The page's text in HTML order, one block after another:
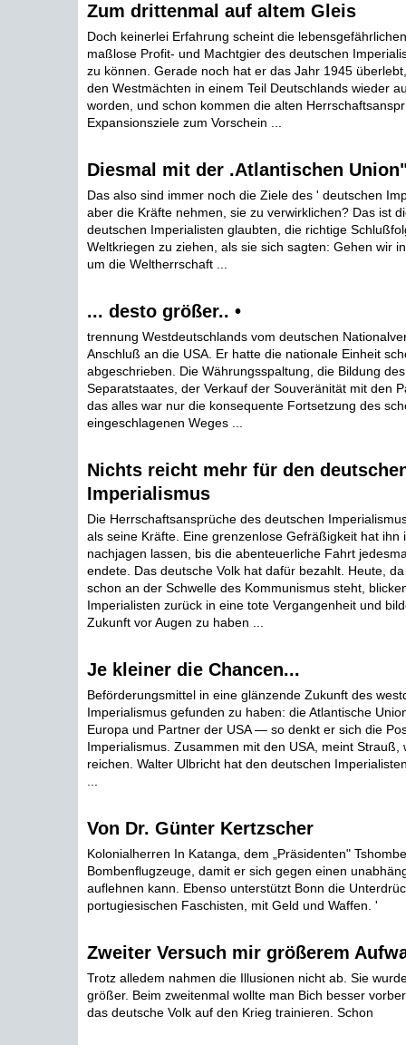
Zum drittenmal auf altem Gleis
Doch keinerlei Erfahrung scheint die
maßlose Profit- und Machtgier des deutschen
zu können. Gerade noch hat er das Jahr 1945
den Westmächten in einem Teil Deutschlands wieder
worden, und schon kommen die alten
Expansionsziele zum Vorschein ...
Diesmal mit der .Atlantischen
Das also sind immer noch die Ziele des ' deutschen
aber die Kräfte nehmen, sie zu verwirklichen? Das ist
deutschen Imperialisten glaubten, die richtige
Weltkriegen zu ziehen, als sie sich sagten: Gehen wir
um die Weltherrschaft ...
... desto größer.. •
trennung Westdeutschlands vom deutschen
Anschluß an die USA. Er hatte die nationale Einheit
abgeschrieben. Die Währungsspaltung, die Bildung
Separatstaates, der Verkauf der Souveränität mit den
das alles war nur die konsequente Fortsetzung des
eingeschlagenen Weges ...
Nichts reicht mehr für den
Imperialismus
Die Herrschaftsansprüche des deutschen
als seine Kräfte. Eine grenzenlose Gefräßigkeit hat ihn
nachjagen lassen, bis die abenteuerliche Fahrt
endete. Das deutsche Volk hat dafür bezahlt. Heute,
schon an der Schwelle des Kommunismus steht,
Imperialisten zurück in eine tote Vergangenheit und
Zukunft vor Augen zu haben ...
Je kleiner die Chancen...
Beförderungsmittel in eine glänzende Zukunft des
Imperialismus gefunden zu haben: die Atlantische
Europa und Partner der USA — so denkt er sich die
Imperialismus. Zusammen mit den USA, meint Strauß,
reichen. Walter Ulbricht hat den deutschen
Von Dr. Günter Kertzscher
Kolonialherren In Katanga, dem „Präsidenten"
Bombenflugzeuge, damit er sich gegen einen
auflehnen kann. Ebenso unterstützt Bonn die
portugiesischen Faschisten, mit Geld und Waffen. '
Zweiter Versuch mir größerem
Trotz alledem nahmen die Illusionen nicht ab. Sie
größer. Beim zweitenmal wollte man Bich besser
das deutsche Volk auf den Krieg trainieren. Schon